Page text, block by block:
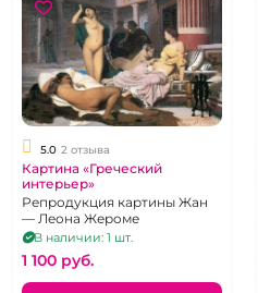
5.0 2 отзыва
Картина «Греческий
интерьер»
Репродукция картины Жан
— Леона Жероме
В наличии: 1 шт.
1 100 pуб.